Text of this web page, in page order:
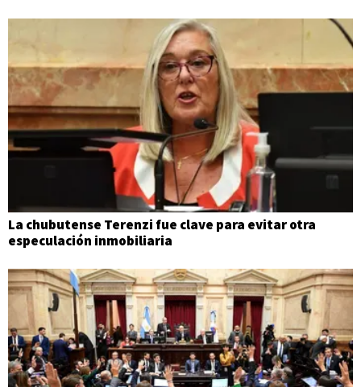
La chubutense Terenzi fue clave para evitar otra
especulación inmobiliaria